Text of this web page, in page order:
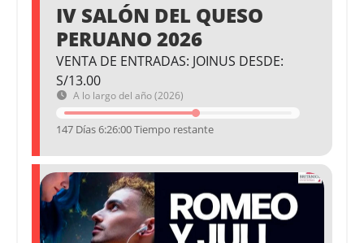
IV SALÓN DEL QUESO
PERUANO 2026
VENTA DE ENTRADAS: JOINUS DESDE:
S/13.00
A lo largo del año (2026)
147 Días 6:25:59 Tiempo restante